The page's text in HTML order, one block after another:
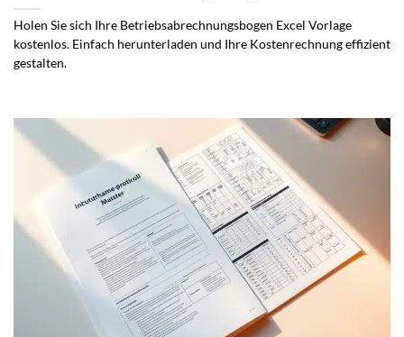
Holen Sie sich Ihre Betriebsabrechnungsbogen Excel Vorlage
kostenlos. Einfach herunterladen und Ihre Kostenrechnung effizient
gestalten.